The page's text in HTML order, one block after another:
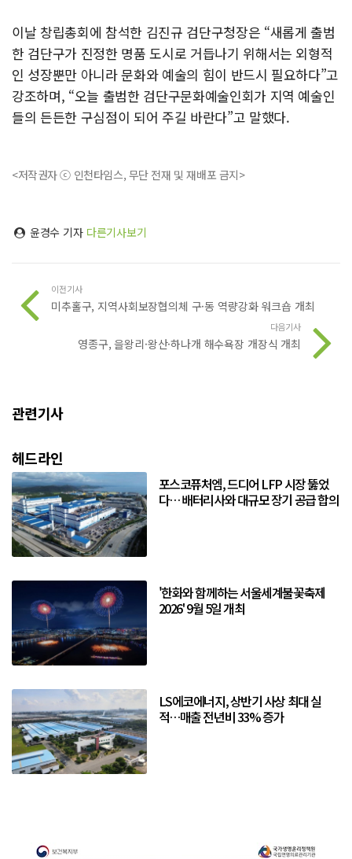
이날 창립총회에 참석한 김진규 검단구청장은 “새롭게 출범
한 검단구가 진정한 명품 도시로 거듭나기 위해서는 외형적
인 성장뿐만 아니라 문화와 예술의 힘이 반드시 필요하다”고
강조하며, “오늘 출범한 검단구문화예술인회가 지역 예술인
들의 든든한 구심점이 되어 주길 바란다”고 말했다.
<저작권자 ⓒ 인천타임스, 무단 전재 및 재배포 금지>
윤경수 기자 다른기사보기
이전기사
미추홀구, 지역사회보장협의체 구·동 역량강화 워크숍 개최
다음기사
영종구, 을왕리·왕산·하나개 해수욕장 개장식 개최
관련기사
헤드라인
포스코퓨처엠, 드디어 LFP 시장 뚫었
다… 배터리사와 대규모 장기 공급 합의
'한화와 함께하는 서울세계불꽃축제
2026' 9월 5일 개최
LS에코에너지, 상반기 사상 최대 실
적…매출 전년비 33% 증가